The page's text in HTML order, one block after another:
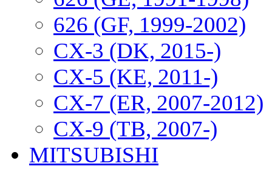
626 (GF, 1999-2002)
CX-3 (DK, 2015-)
CX-5 (KE, 2011-)
CX-7 (ER, 2007-2012)
CX-9 (TB, 2007-)
MITSUBISHI